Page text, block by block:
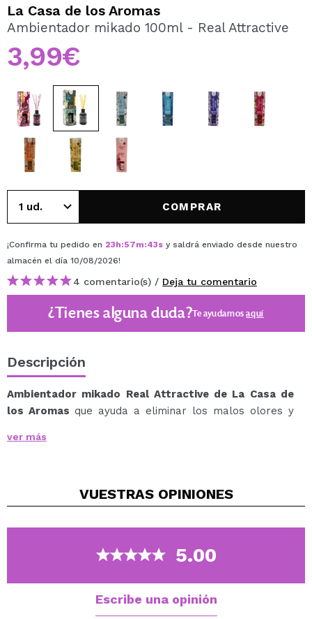
Al crear una cuenta en Maquillalia.com podrás realizar
tus compras rápidamente, revisar el estado de tus
pedidos y consultar tus operaciones anteriores.
CREAR CUENTA
La Casa de los Aromas
Ambientador mikado 100ml - Real Attractive
3,99€
COMPRAR
¡Confirma tu pedido en 23h:57m:43s y saldrá enviado desde nuestro
almacén el día 10/08/2026!
4 comentario(s) / Deja tu comentario
¿Tienes alguna duda?Te ayudamosaquí
Descripción
Ambientador mikado Real Attractive de La Casa de
los Aromas que ayuda a eliminar los malos olores y
Este es un ambientador de alta potencia, que permite
Formado por aceites esenciales, no lleva perfume, con
Tiene una larga duración testada de más de 30 días.
Notas de salida: Naranja, notas verdes.
Notas de cuerpo: Rosa, muguete, notas solares.
ver más
VUESTRAS OPINIONES
5.00
Escribe una opinión